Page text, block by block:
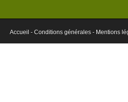
Accueil - Conditions générales - Mentions